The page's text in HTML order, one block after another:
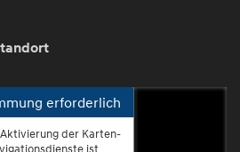
Koblenz-Güls
erforderlich
der Karten-
ist